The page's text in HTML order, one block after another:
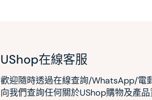
UShop在線客服
歡迎隨時透過在線查詢/WhatsApp/電
向我們查詢任何關於UShop購物及產品